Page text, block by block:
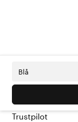
Blå
Trustpilot